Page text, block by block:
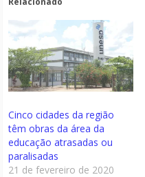
Cinco cidades da região
têm obras da área da
educação atrasadas ou
paralisadas
21 de fevereiro de 2020